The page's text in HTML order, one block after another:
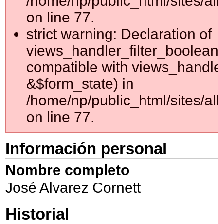
on line 77.
strict warning: Declaration of
compatible with
&$form_state) in
/home/np/public_html/sites/
on line 77.
Información personal
Nombre completo
José Alvarez Cornett
Historial